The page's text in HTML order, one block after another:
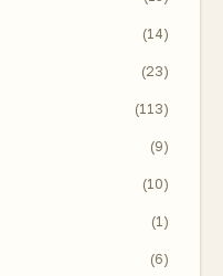
(14)
(23)
(113)
(9)
(10)
(1)
(6)